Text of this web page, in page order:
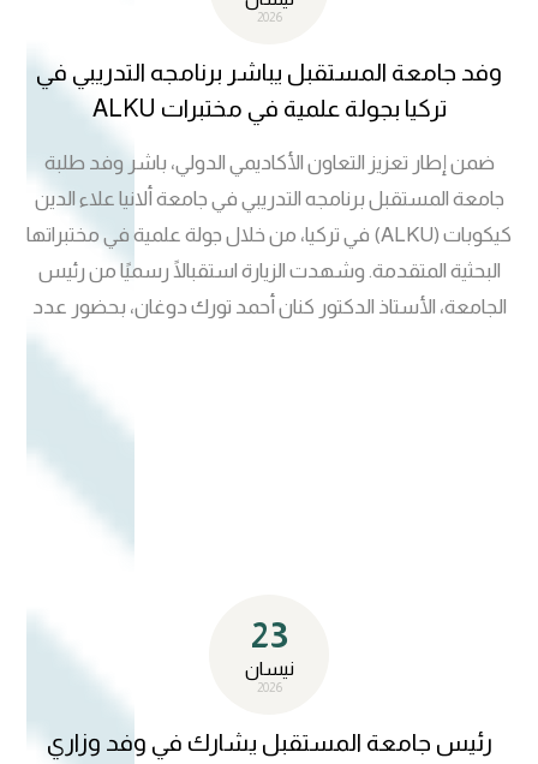
2026
وفد جامعة المستقبل يباشر برنامجه التدريبي في
تركيا بجولة علمية في مختبرات ALKU
ضمن إطار تعزيز التعاون الأكاديمي الدولي، باشر وفد طلبة
جامعة المستقبل برنامجه التدريبي في جامعة ألانيا علاء الدين
كيكوبات (ALKU) في تركيا، من خلال جولة علمية في مختبراتها
البحثية المتقدمة. وشهدت الزيارة استقبالًا رسميًا من رئيس
الجامعة، الأستاذ الدكتور كنان أحمد تورك دوغان، بحضور عدد
وتنمية قدراتهم العلمية في بيئات أكاديمية متقدمة .
23
نيسان
2026
رئيس جامعة المستقبل يشارك في وفد وزاري